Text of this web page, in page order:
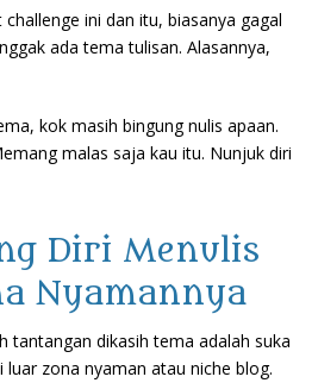
ini dan itu, biasanya gagal
ada tema tulisan. Alasannya,
kok masih bingung nulis apaan.
malas saja kau itu. Nunjuk diri
Diri Menulis
Nyamannya
tantangan dikasih tema adalah suka
zona nyaman atau niche blog.